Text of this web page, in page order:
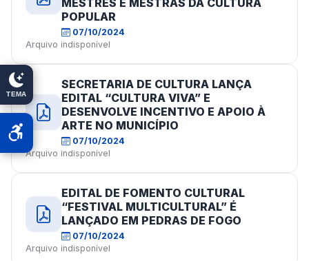
TEMA
MESTRES E MESTRAS DA CULTURA
POPULAR
07/10/2024
Arquivo indisponível
SECRETARIA DE CULTURA LANÇA
EDITAL “CULTURA VIVA” E
DESENVOLVE INCENTIVO E APOIO À
ARTE NO MUNICÍPIO
07/10/2024
Arquivo indisponível
EDITAL DE FOMENTO CULTURAL
“FESTIVAL MULTICULTURAL” É
LANÇADO EM PEDRAS DE FOGO
07/10/2024
Arquivo indisponível